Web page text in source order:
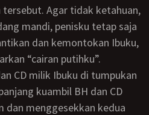
mandi, penisku tetap saja
dan kemontokan Ibuku,
“cairan putihku”.
kuambil BH dan CD
dan menggesekkan kedua